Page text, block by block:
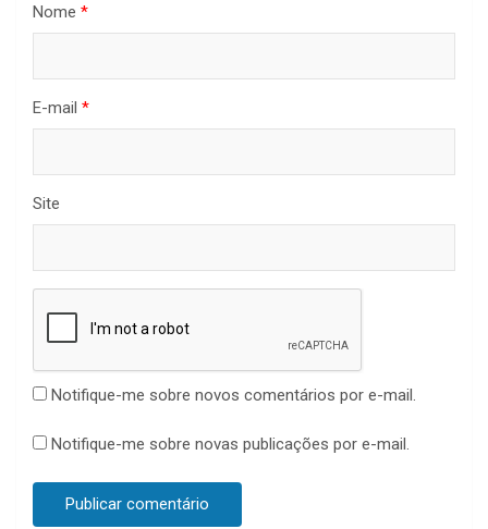
Nome *
E-mail *
Site
Notifique-me sobre novos comentários por e-mail.
Notifique-me sobre novas publicações por e-mail.